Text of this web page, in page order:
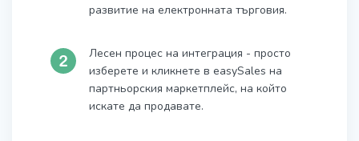
развитие на електронната търговия.
Лесен процес на интеграция - просто
изберете и кликнете в easySales на
партньорския маркетплейс, на който
искате да продавате.